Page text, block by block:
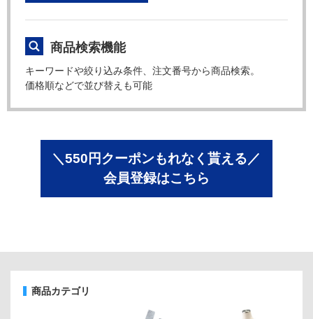
商品検索機能
キーワードや絞り込み条件、注文番号から商品検索。
価格順などで並び替えも可能
＼550円クーポンもれなく貰える／
会員登録はこちら
商品カテゴリ